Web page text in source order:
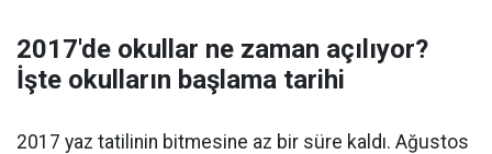
2017'de okullar ne zaman açılıyor?
İşte okulların başlama tarihi
2017 yaz tatilinin bitmesine az bir süre kaldı. Ağustos